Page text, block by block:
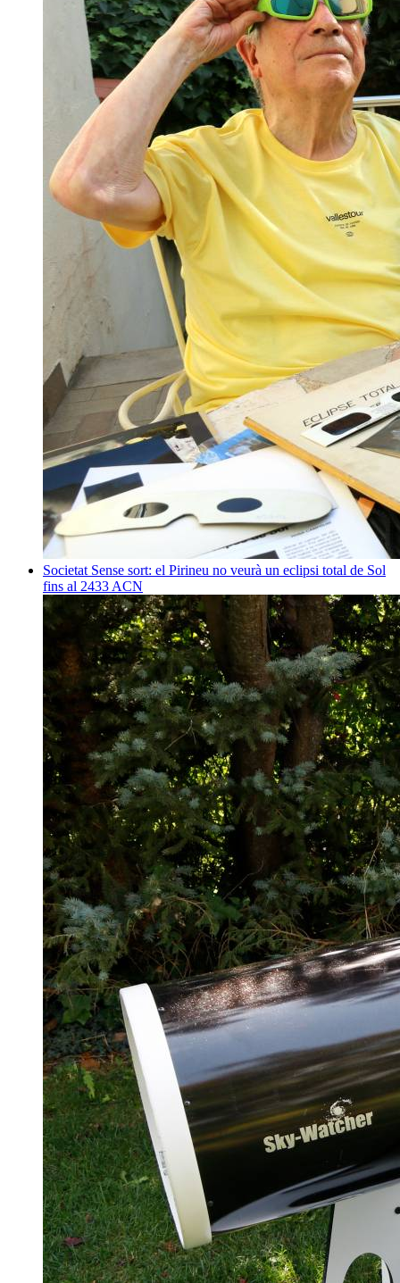
Societat Sense sort: el Pirineu no veurà un eclipsi total de Sol
fins al 2433 ACN